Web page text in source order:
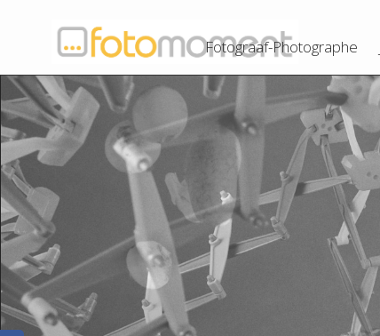
Fotograaf-Photographe